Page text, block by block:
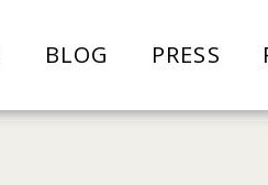
BLOG PRESS